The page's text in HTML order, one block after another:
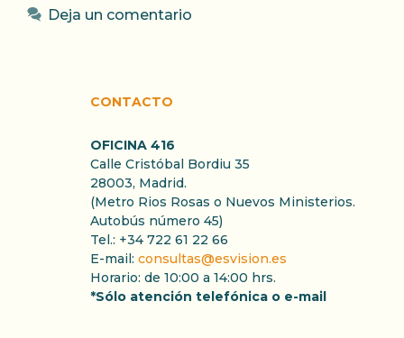
Deja un comentario
CONTACTO
OFICINA 416
Calle Cristóbal Bordiu 35
28003, Madrid.
(Metro Rios Rosas o Nuevos Ministerios.
Autobús número 45)
Tel.: +34 722 61 22 66
E-mail: consultas@esvision.es
Horario: de 10:00 a 14:00 hrs.
*Sólo atención telefónica o e-mail